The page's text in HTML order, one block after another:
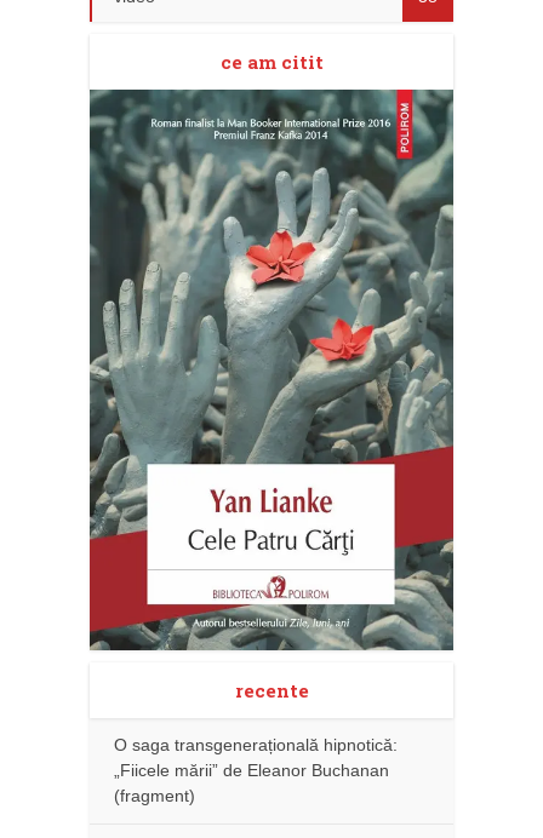
ce am citit
recente
O saga transgenerațională hipnotică:
„Fiicele mării” de Eleanor Buchanan
(fragment)